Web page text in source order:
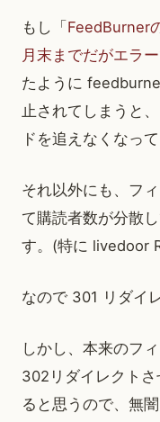
もし「 FeedBurner
月末までだがエラ
たように
止されてしまうと
ドを追えなくなっ
それ以外にも、フ
て購読者数が分散
す。(特に livedoor
なので 301 リダイ
しかし、本来のフ
302リダイレクト
ると思うので、無